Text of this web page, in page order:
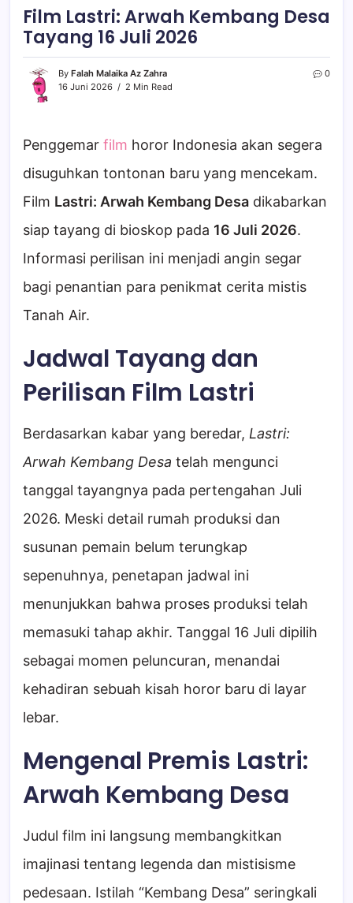
Film Lastri: Arwah Kembang Desa
Tayang 16 Juli 2026
By Falah Malaika Az Zahra
16 Juni 2026
2 Min Read
0
Penggemar film horor Indonesia akan segera
disuguhkan tontonan baru yang mencekam.
Film Lastri: Arwah Kembang Desa dikabarkan
siap tayang di bioskop pada 16 Juli 2026.
Informasi perilisan ini menjadi angin segar
bagi penantian para penikmat cerita mistis
Tanah Air.
Jadwal Tayang dan
Perilisan Film Lastri
Berdasarkan kabar yang beredar, Lastri:
Arwah Kembang Desa telah mengunci
tanggal tayangnya pada pertengahan Juli
2026. Meski detail rumah produksi dan
susunan pemain belum terungkap
sepenuhnya, penetapan jadwal ini
menunjukkan bahwa proses produksi telah
memasuki tahap akhir. Tanggal 16 Juli dipilih
sebagai momen peluncuran, menandai
kehadiran sebuah kisah horor baru di layar
lebar.
Mengenal Premis Lastri:
Arwah Kembang Desa
Judul film ini langsung membangkitkan
imajinasi tentang legenda dan mistisisme
pedesaan. Istilah “Kembang Desa” seringkali